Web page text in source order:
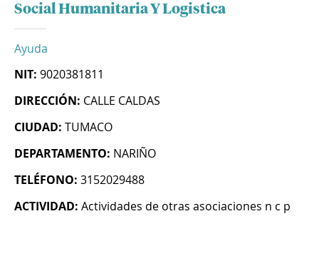
Social Humanitaria Y Logistica
Ayuda
NIT: 9020381811
DIRECCIÓN: CALLE CALDAS
CIUDAD: TUMACO
DEPARTAMENTO: NARIÑO
TELÉFONO: 3152029488
ACTIVIDAD: Actividades de otras asociaciones n c p